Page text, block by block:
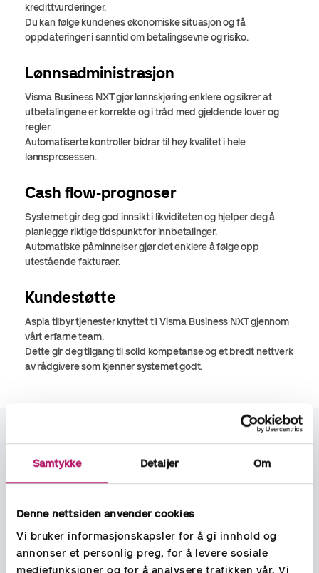
Samtykke Detaljer Om
Denne nettsiden anvender cookies
Vi bruker informasjonskapsler for å gi innhold og
annonser et personlig preg, for å levere sosiale
mediefunksjoner og for å analysere trafikken vår. Vi
kredittvurderinger.
Du kan følge kundenes økonomiske situasjon og få
oppdateringer i sanntid om betalingsevne og risiko.
Lønnsadministrasjon
Visma Business NXT gjør lønnskjøring enklere og sikrer at
utbetalingene er korrekte og i tråd med gjeldende lover og
regler.
Automatiserte kontroller bidrar til høy kvalitet i hele
lønnsprosessen.
Cash flow‑prognoser
Systemet gir deg god innsikt i likviditeten og hjelper deg å
planlegge riktige tidspunkt for innbetalinger.
Automatiske påminnelser gjør det enklere å følge opp
utestående fakturaer.
Kundestøtte
Aspia tilbyr tjenester knyttet til Visma Business NXT gjennom
vårt erfarne team.
Dette gir deg tilgang til solid kompetanse og et bredt nettverk
av rådgivere som kjenner systemet godt.